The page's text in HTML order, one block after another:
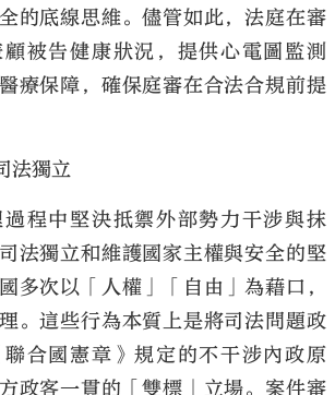
的底線思維。儘管如此，法庭在審
被告健康狀況，提供心電圖監測
療保障，確保庭審在合法合規前提
法獨立
程中堅決抵禦外部勢力干涉與抹
法獨立和維護國家主權與安全的堅
多次以「人權」「自由」為藉口，
。這些行為本質上是將司法問題政
合國憲章》規定的不干涉內政原
政客一貫的「雙標」立場。案件審